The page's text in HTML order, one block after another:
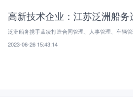
高新技术企业：江苏泛洲船务
泛洲船务携手蓝凌打造合同管理、人事管理、车辆
2023-06-26 15:43:14